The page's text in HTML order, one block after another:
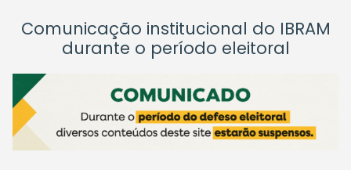
Comunicação institucional do IBRAM
durante o período eleitoral